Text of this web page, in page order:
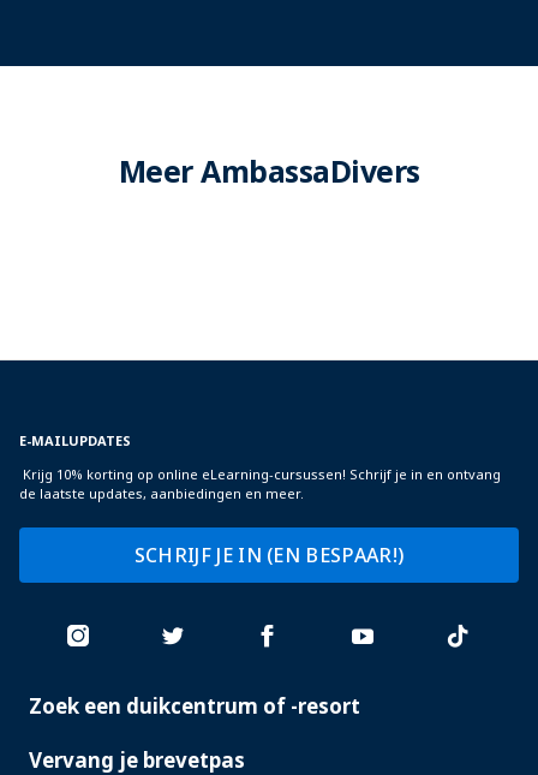
Meer AmbassaDivers
E-MAILUPDATES
Krijg 10% korting op online eLearning-cursussen! Schrijf je in en ontvang
de laatste updates, aanbiedingen en meer.
SCHRIJF JE IN (EN BESPAAR!)
PADI
Zoek een duikcentrum of -resort
Vervang je brevetpas